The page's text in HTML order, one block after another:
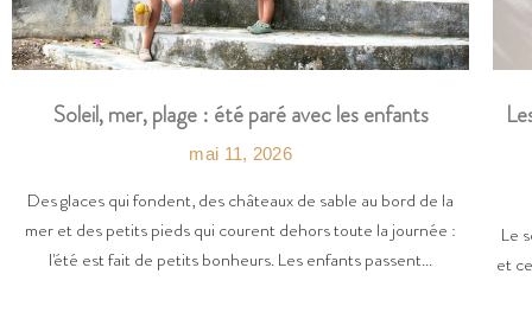
Soleil, mer, plage : été paré avec les enfants
mai 11, 2026
Des glaces qui fondent, des châteaux de sable au bord de la
mer et des petits pieds qui courent dehors toute la journée :
l'été est fait de petits bonheurs. Les enfants passent...
Le
et